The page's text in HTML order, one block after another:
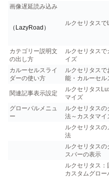
画像遅延読み込み
（LazyRoad）
ルクセリタス
カテゴリー説明文
の出し方
ルクセリタス
イズ
カルーセルスライ
ダーの使い方
ルクセリタス
能・カルーセル
関連記事表示設定
ルクセリタス
マイズ
グローバルメニュ
ー
ルクセリタス
法～カスタマイ
ルクセリタス
法
ルクセリタス
スバーの表示
ルクセリタス：
カスタムグロ